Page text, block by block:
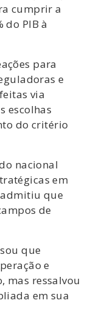
cumprir a
do PIB à
para
e
via
escolhas
do critério
nacional
em
que
de
que
e
mas ressalvou
em sua